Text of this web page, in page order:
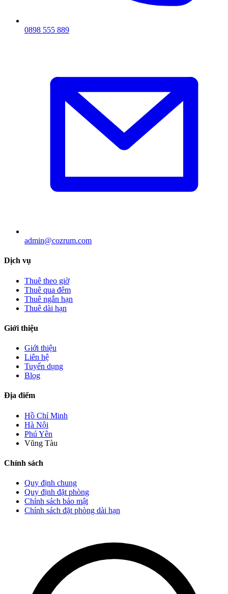
0898 555 889
admin@cozrum.com
Dịch vụ
Thuê theo giờ
Thuê qua đêm
Thuê ngắn hạn
Thuê dài hạn
Giới thiệu
Giới thiệu
Liên hệ
Tuyển dụng
Blog
Địa điểm
Hồ Chí Minh
Hà Nội
Phú Yên
Vũng Tàu
Chính sách
Quy định chung
Quy định đặt phòng
Chính sách bảo mật
Chính sách đặt phòng dài hạn